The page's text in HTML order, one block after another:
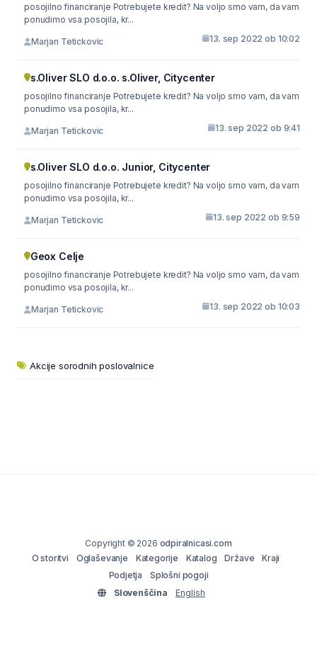
posojilno financiranje Potrebujete kredit? Na voljo smo vam, da vam
ponudimo vsa posojila, kr...
Marjan Tetickovic 13. sep 2022 ob 10:02
s.Oliver SLO d.o.o. s.Oliver, Citycenter
posojilno financiranje Potrebujete kredit? Na voljo smo vam, da vam
ponudimo vsa posojila, kr...
Marjan Tetickovic 13. sep 2022 ob 9:41
s.Oliver SLO d.o.o. Junior, Citycenter
posojilno financiranje Potrebujete kredit? Na voljo smo vam, da vam
ponudimo vsa posojila, kr...
Marjan Tetickovic 13. sep 2022 ob 9:59
Geox Celje
posojilno financiranje Potrebujete kredit? Na voljo smo vam, da vam
ponudimo vsa posojila, kr...
Marjan Tetickovic 13. sep 2022 ob 10:03
Akcije sorodnih poslovalnice
Copyright © 2026 odpiralnicasi.com
O storitvi
Oglaševanje Kategorije Katalog Države
Kraji
Podjetja
Splošni pogoji
Slovenščina
English